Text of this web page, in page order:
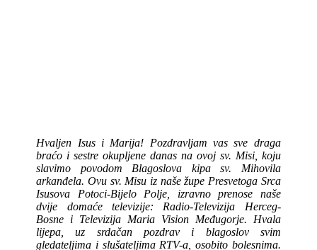
Hvaljen Isus i Marija! Pozdravljam vas sve draga
braćo i sestre okupljene danas na ovoj sv. Misi, koju
slavimo povodom Blagoslova kipa sv. Mihovila
arkanđela. Ovu sv. Misu iz naše župe Presvetoga Srca
Isusova Potoci-Bijelo Polje, izravno prenose naše
dvije domaće televizije: Radio-Televizija Herceg-
Bosne i Televizija Maria Vision Međugorje. Hvala
lijepa, uz srdačan pozdrav i blagoslov svim
gledateljima i slušateljima RTV-a, osobito bolesnima.